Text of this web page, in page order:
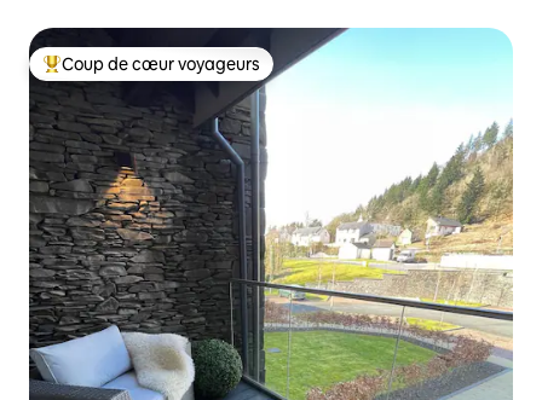
Coups de cœur voyageurs les plus appréciés
Coup de cœur voyageurs